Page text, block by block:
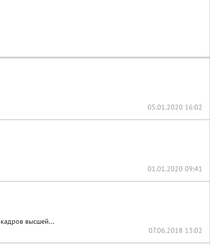
05.01.2020 16:02
01.01.2020 09:41
высшей...
07.06.2018 13:02